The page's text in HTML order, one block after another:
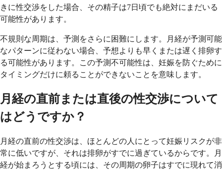
きに性交渉をした場合、その精子は7日頃でも絶対にまだいる
可能性があります。
不規則な周期は、予測をさらに困難にします。月経が予測可能
なパターンに従わない場合、予想よりも早くまたは遅く排卵す
る可能性があります。この予測不可能性は、妊娠を防ぐために
タイミングだけに頼ることができないことを意味します。
月経の直前または直後の性交渉について
はどうですか？
月経の直前の性交渉は、ほとんどの人にとって妊娠リスクが非
常に低いですが、それは排卵がすでに過ぎているからです。月
経が始まろうとする頃には、その周期の卵子はすでに現れて消